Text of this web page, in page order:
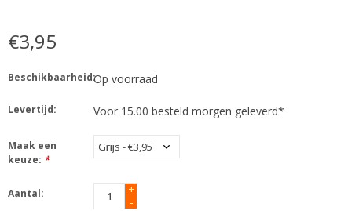
€3,95
Beschikbaarheid:Op voorraad
Levertijd: Voor 15.00 besteld morgen geleverd*
Maak een
keuze: *
Aantal:
+
-